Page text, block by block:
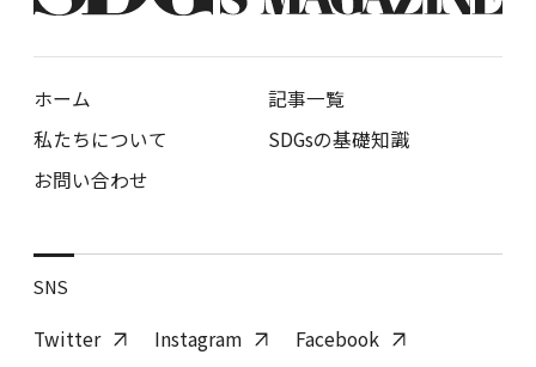
ホーム
記事一覧
私たちについて
SDGsの基礎知識
お問い合わせ
SNS
Twitter Instagram Facebook